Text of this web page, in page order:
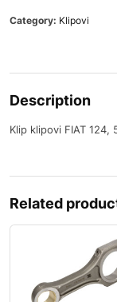
Category: Klipovi
Description
Klip klipovi FIAT 124,
Related